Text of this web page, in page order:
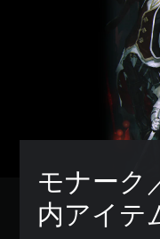
モナーク
内アイテ